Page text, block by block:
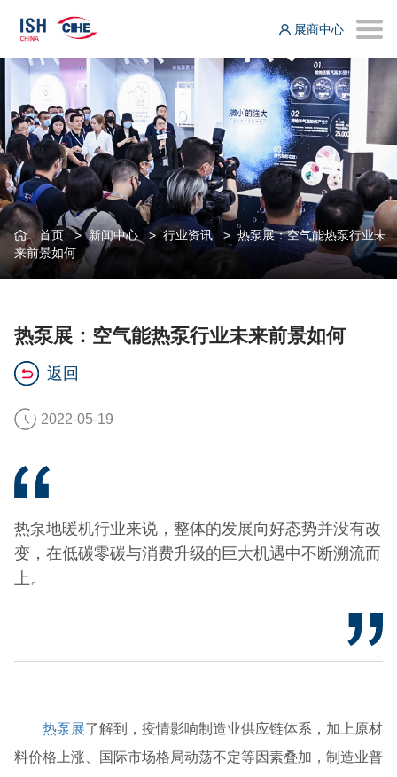
展商中心
首页>新闻中心>行业资讯> 热泵展：空气能热泵行业未
来前景如何
热泵展：空气能热泵行业未来前景如何
返回
2022-05-19
热泵地暖机行业来说，整体的发展向好态势并没有改
变，在低碳零碳与消费升级的巨大机遇中不断溯流而
上。
热泵展了解到，疫情影响制造业供应链体系，加上原材
料价格上涨、国际市场格局动荡不定等因素叠加，制造业普